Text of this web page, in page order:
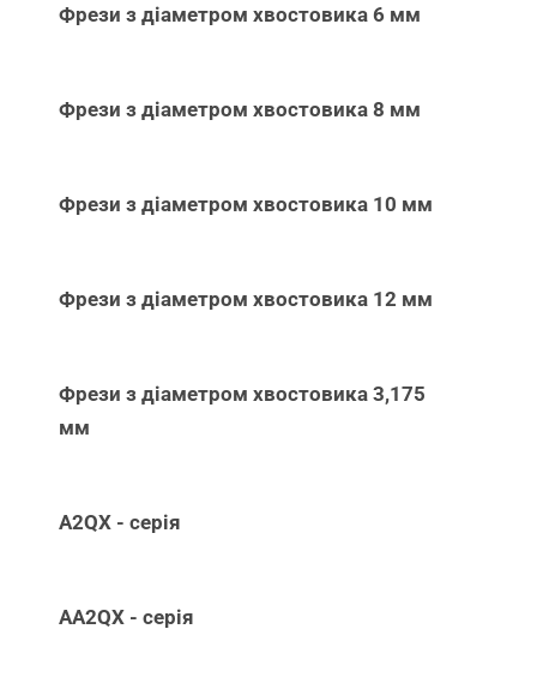
Фрези з діаметром хвостовика 6 мм
Фрези з діаметром хвостовика 8 мм
Фрези з діаметром хвостовика 10 мм
Фрези з діаметром хвостовика 12 мм
Фрези з діаметром хвостовика 3,175
мм
A2QX - серія
AA2QX - серія